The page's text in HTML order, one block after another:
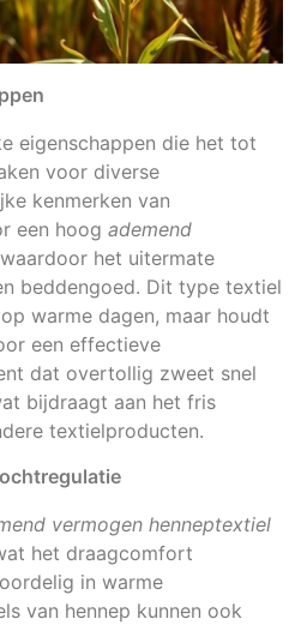
eigenschappen die het tot
voor diverse
kenmerken van
een hoog ademend
het uitermate
beddengoed. Dit type textiel
warme dagen, maar houdt
een effectieve
dat overtollig zweet snel
bijdraagt aan het fris
textielproducten.
vermogen henneptextiel
het draagcomfort
in warme
van hennep kunnen ook